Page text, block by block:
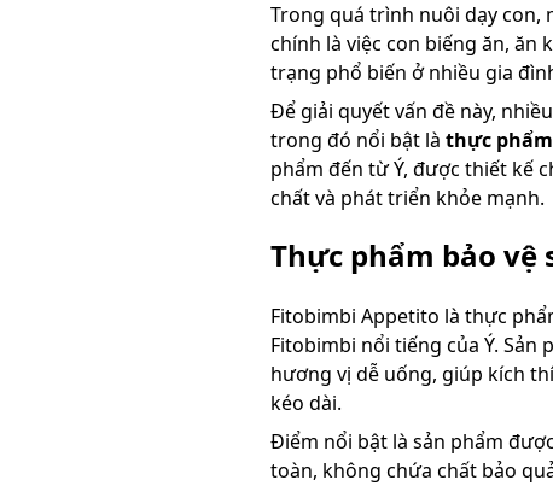
Trong quá trình nuôi dạy con,
chính là việc con biếng ăn, ăn
trạng phổ biến ở nhiều gia
Để giải quyết vấn đề này,
trong đó nổi bật là thực
phẩm đến từ Ý, được thiết kế
chất và phát triển khỏe mạnh.
Thực phẩm bảo vệ
Fitobimbi Appetito là thực
Fitobimbi nổi tiếng của Ý.
hương vị dễ uống, giúp kích
kéo dài.
Điểm nổi bật là sản phẩm
toàn, không chứa chất bảo